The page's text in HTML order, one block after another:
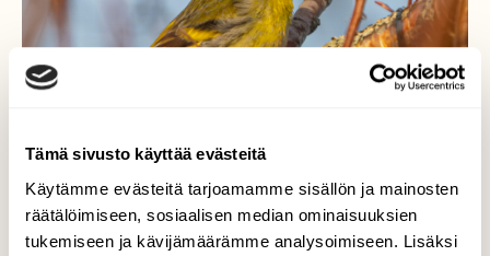
Tämä sivusto käyttää evästeitä
Käytämme evästeitä tarjoamamme sisällön ja mainosten
räätälöimiseen, sosiaalisen median ominaisuuksien
tukemiseen ja kävijämäärämme analysoimiseen. Lisäksi